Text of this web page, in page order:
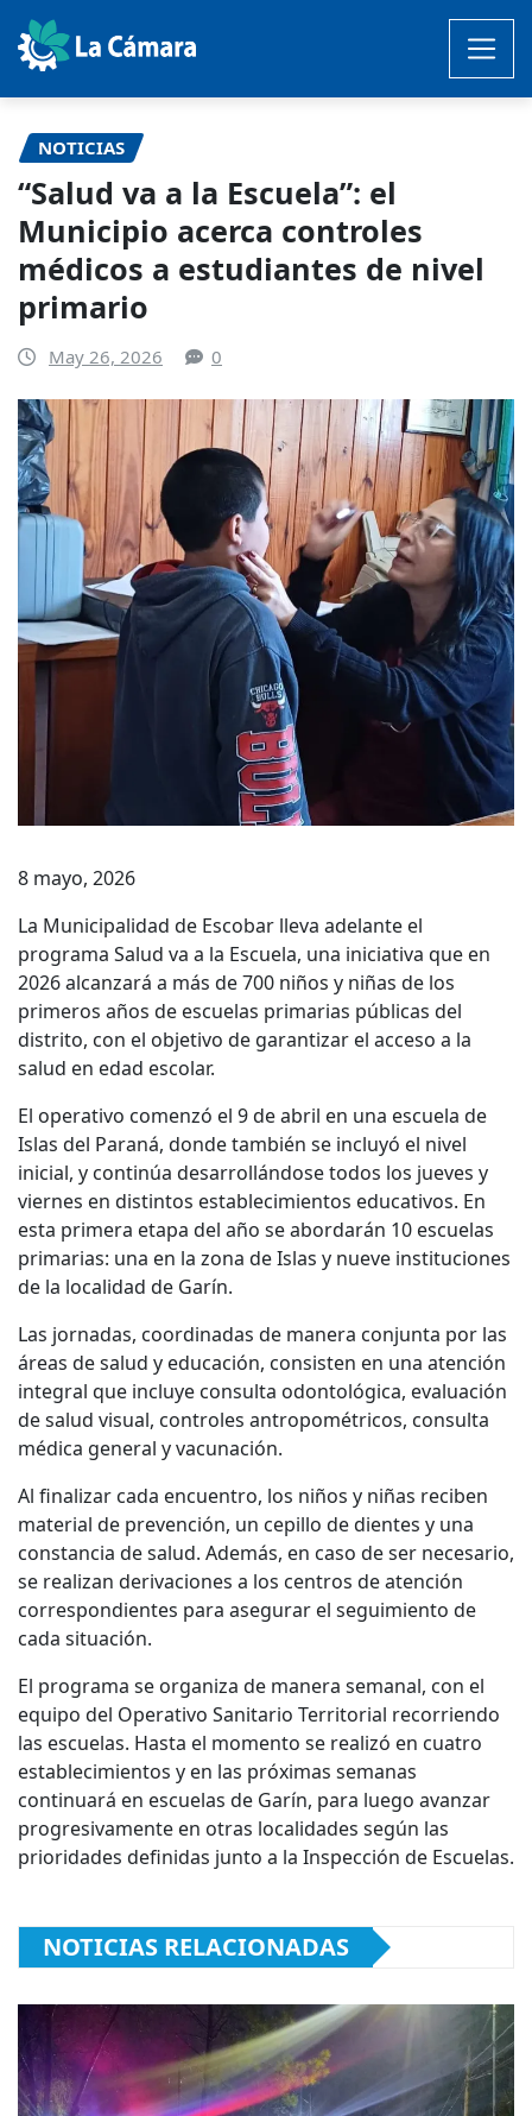
Saltar
contenido
NOTICIAS
“Salud va a la Escuela”: el
Municipio acerca controles
médicos a estudiantes de nivel
primario
May 26, 2026 0
8 mayo, 2026
La Municipalidad de Escobar lleva adelante el
programa Salud va a la Escuela, una iniciativa que en
2026 alcanzará a más de 700 niños y niñas de los
primeros años de escuelas primarias públicas del
distrito, con el objetivo de garantizar el acceso a la
salud en edad escolar.
El operativo comenzó el 9 de abril en una escuela de
Islas del Paraná, donde también se incluyó el nivel
inicial, y continúa desarrollándose todos los jueves y
viernes en distintos establecimientos educativos. En
esta primera etapa del año se abordarán 10 escuelas
primarias: una en la zona de Islas y nueve instituciones
de la localidad de Garín.
Las jornadas, coordinadas de manera conjunta por las
áreas de salud y educación, consisten en una atención
integral que incluye consulta odontológica, evaluación
de salud visual, controles antropométricos, consulta
médica general y vacunación.
Al finalizar cada encuentro, los niños y niñas reciben
material de prevención, un cepillo de dientes y una
constancia de salud. Además, en caso de ser necesario,
se realizan derivaciones a los centros de atención
correspondientes para asegurar el seguimiento de
cada situación.
El programa se organiza de manera semanal, con el
equipo del Operativo Sanitario Territorial recorriendo
las escuelas. Hasta el momento se realizó en cuatro
establecimientos y en las próximas semanas
continuará en escuelas de Garín, para luego avanzar
progresivamente en otras localidades según las
prioridades definidas junto a la Inspección de Escuelas.
NOTICIAS RELACIONADAS